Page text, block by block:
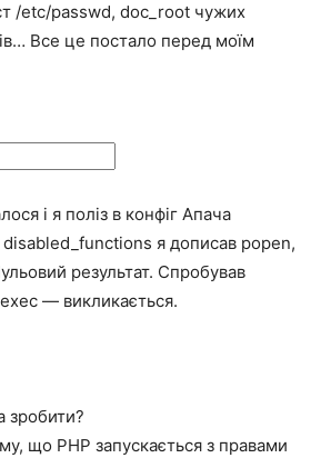
/etc/passwd, doc_root чужих
Все це постало перед моїм
і я поліз в конфіг Апача
я дописав popen,
результат. Спробував
— викликається.
що PHP запускається з правами